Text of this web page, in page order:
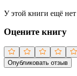
У этой книги ещё
Оцените книгу
Опубликовать отзыв